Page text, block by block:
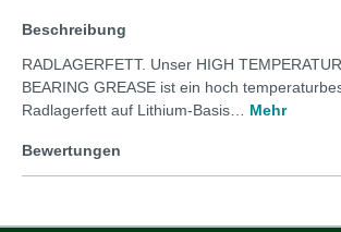
Beschreibung
RADLAGERFETT. Unser HIGH
BEARING GREASE ist ein hoch
Radlagerfett auf Lithium-Basis… Mehr
Bewertungen